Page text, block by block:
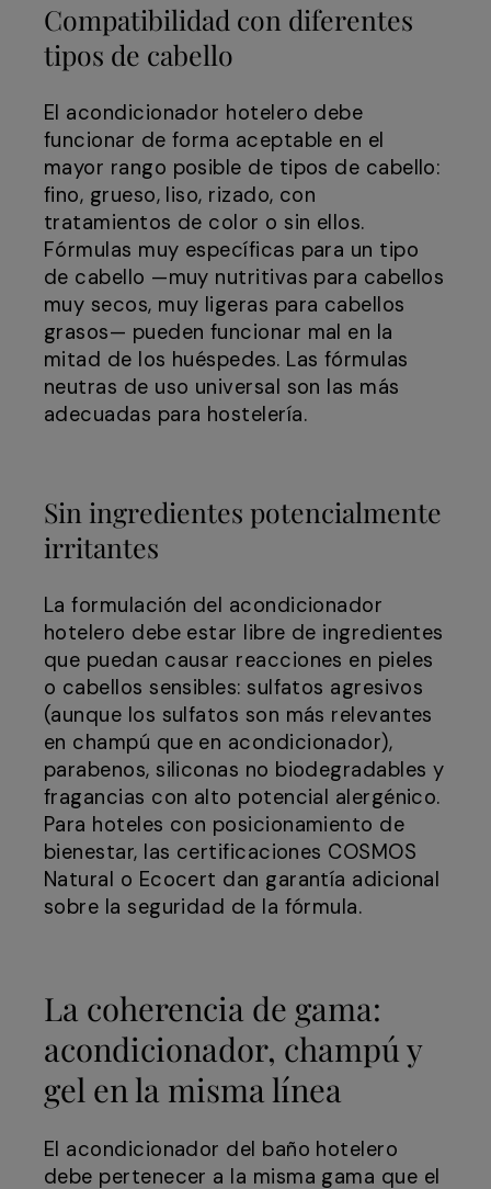
Compatibilidad con diferentes
tipos de cabello
El acondicionador hotelero debe
funcionar de forma aceptable en el
mayor rango posible de tipos de cabello:
fino, grueso, liso, rizado, con
tratamientos de color o sin ellos.
Fórmulas muy específicas para un tipo
de cabello —muy nutritivas para cabellos
muy secos, muy ligeras para cabellos
grasos— pueden funcionar mal en la
mitad de los huéspedes. Las fórmulas
neutras de uso universal son las más
adecuadas para hostelería.
Sin ingredientes potencialmente
irritantes
La formulación del acondicionador
hotelero debe estar libre de ingredientes
que puedan causar reacciones en pieles
o cabellos sensibles: sulfatos agresivos
(aunque los sulfatos son más relevantes
en champú que en acondicionador),
parabenos, siliconas no biodegradables y
fragancias con alto potencial alergénico.
Para hoteles con posicionamiento de
bienestar, las certificaciones COSMOS
Natural o Ecocert dan garantía adicional
sobre la seguridad de la fórmula.
La coherencia de gama:
acondicionador, champú y
gel en la misma línea
El acondicionador del baño hotelero
debe pertenecer a la misma gama que el